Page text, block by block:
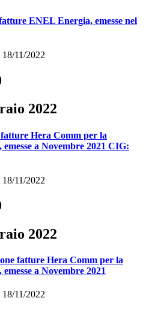
ENEL Energia, emesse nel
11/2022
2022
Hera Comm per la
a Novembre 2021 CIG:
11/2022
2022
fatture Hera Comm per la
a Novembre 2021
11/2022